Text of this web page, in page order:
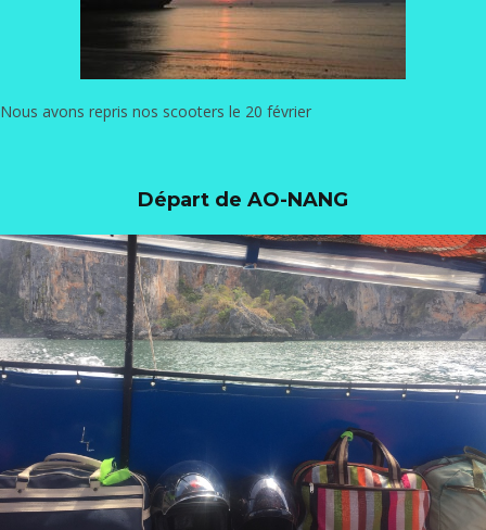
Nous avons repris nos scooters le 20 février
Départ de AO-NANG